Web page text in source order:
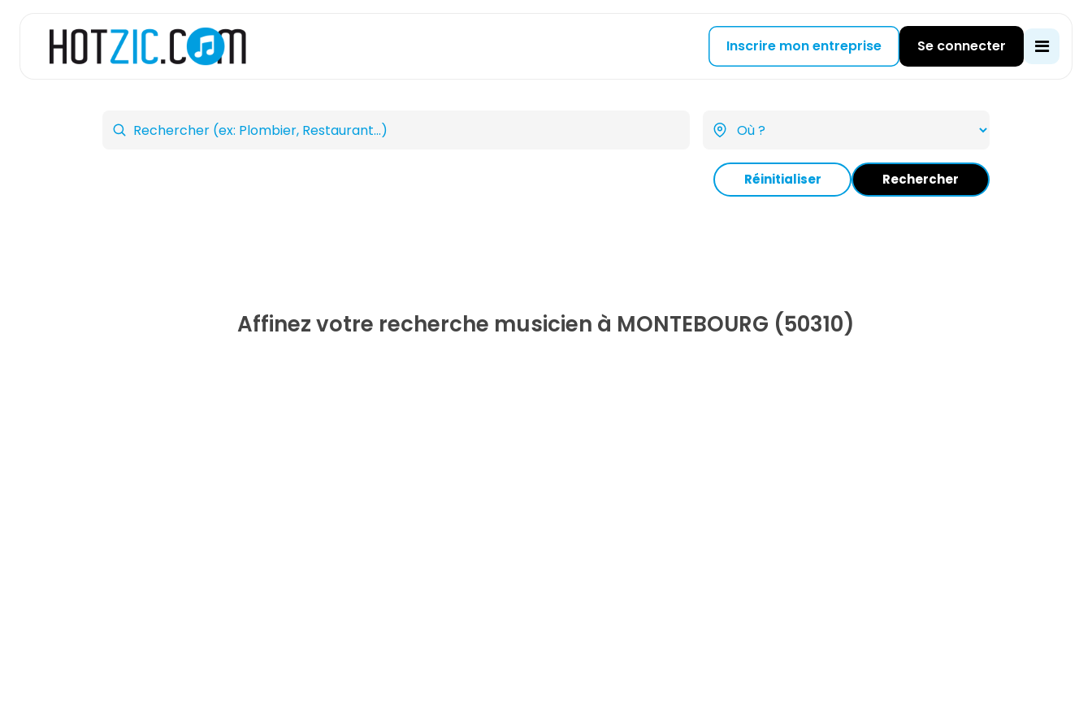
Inscrire mon entreprise Se connecter
Réinitialiser Rechercher
Affinez votre recherche musicien à MONTEBOURG (50310)